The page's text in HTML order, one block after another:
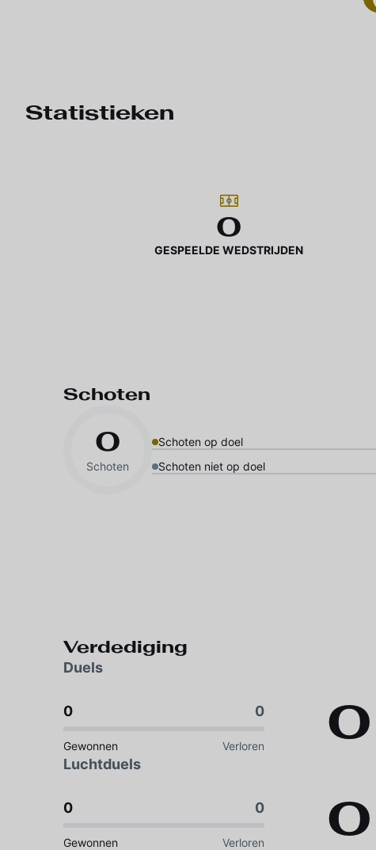
Statistieken
0
GESPEELDE WEDSTRIJDEN
Schoten
0
Schoten
Schoten op doel
Schoten niet op doel
Verdediging
Duels
0 0
Gewonnen Verloren 0
Luchtduels
0 0
Gewonnen Verloren 0